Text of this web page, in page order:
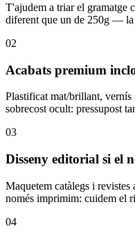
T'ajudem a triar el gramatge
diferent que un de 250g — la
02
Acabats premium
Plastificat mat/brillant, vernís
sobrecost ocult: pressupost
03
Disseny editorial si el
Maquetem catàlegs i
només imprimim: cuidem el
04